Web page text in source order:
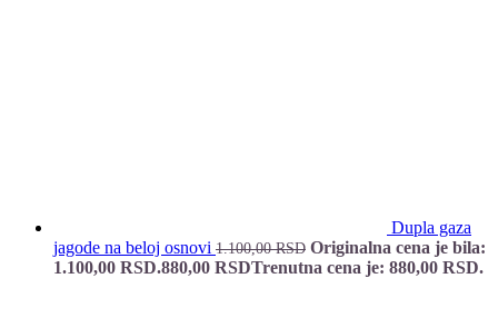
Dupla gaza
jagode na beloj osnovi 1.100,00RSD Originalna cena je bila:
1.100,00 RSD.880,00 RSDTrenutna cena je: 880,00 RSD.